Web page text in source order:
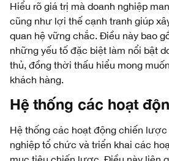
Hiểu rõ giá trị mà doanh nghiệp
cũng như lợi thế cạnh tranh giúp
quan hệ vững chắc. Điều này bao
những yếu tố đặc biệt làm nổi bật
thủ, đồng thời thấu hiểu mong
khách hàng.
Hệ thống các hoạt
Hệ thống các hoạt động chiến
nghiệp tổ chức và triển khai các